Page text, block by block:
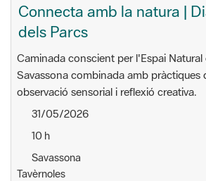
Connecta amb la natura |
dels Parcs
Caminada conscient per l'Espai Natural
Savassona combinada amb pràctiques
observació sensorial i reflexió creativa.
31/05/2026
10 h
Savassona
Tavèrnoles